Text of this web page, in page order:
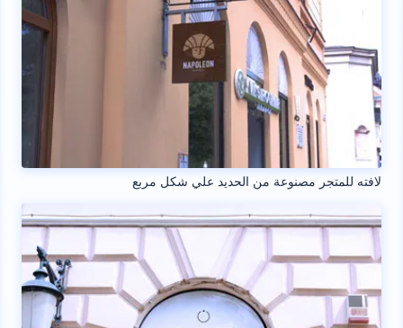
لافته للمتجر مصنوعة من الحديد علي شكل مربع